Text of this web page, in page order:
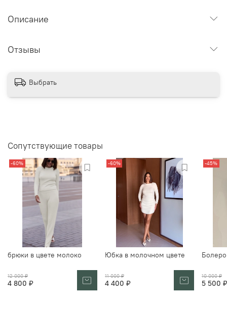
Описание
Отзывы
Выбрать
Сопутствующие товары
-60%
брюки в цвете молоко
12 000 ₽
4 800 ₽
-60%
Юбка в молочном цвете
11 000 ₽
4 400 ₽
-45%
10 000 ₽
5 500 ₽